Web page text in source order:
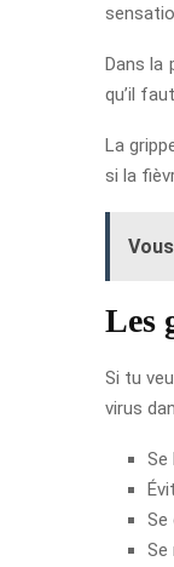
Dans la
qu’il
La
si la
Les
Si tu
virus
Se
Se
Se